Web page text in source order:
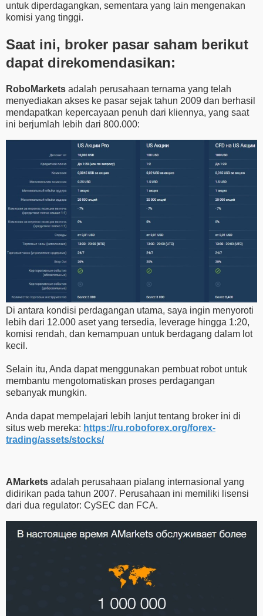
untuk diperdagangkan, sementara yang lain mengenakan
komisi yang tinggi.
Saat ini, broker pasar saham berikut
dapat direkomendasikan:
RoboMarkets adalah perusahaan ternama yang telah
menyediakan akses ke pasar sejak tahun 2009 dan berhasil
mendapatkan kepercayaan penuh dari kliennya, yang saat
ini berjumlah lebih dari 800.000:
Di antara kondisi perdagangan utama, saya ingin menyoroti
lebih dari 12.000 aset yang tersedia, leverage hingga 1:20,
komisi rendah, dan kemampuan untuk berdagang dalam lot
kecil.
Selain itu, Anda dapat menggunakan pembuat robot untuk
membantu mengotomatiskan proses perdagangan
sebanyak mungkin.
Anda dapat mempelajari lebih lanjut tentang broker ini di
situs web mereka: https://ru.roboforex.org/forex-
trading/assets/stocks/
AMarkets adalah perusahaan pialang internasional yang
didirikan pada tahun 2007. Perusahaan ini memiliki lisensi
dari dua regulator: CySEC dan FCA.